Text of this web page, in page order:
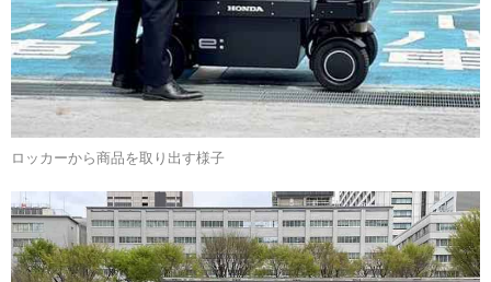
ロッカーから商品を取り出す様子